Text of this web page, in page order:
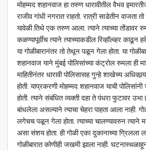
मोहम्मद शहानवाज हा तरुण धारावीतील वैभव
राजीव गांधी नगरात राहतो. रात्री साडेतीन वाजता
यावेळी तिथे एक तरुण आला. त्याने त्याच्या तोंडावर
कळण्यापूर्वीच त्याने त्याच्याकडील रिव्हॉल्व्हर काढून
या गोळीबारानंतर तो तेथून पळून गेला होता. या
शहानवाज याने मुंबई पोलिसांच्या कंट्रोल रुमला ही
माहितीनंतर धारावी पोलिसासह गुन्हे शाखेच्य
होती. याप्रकरणी मोहम्मद शहानवाज याची
होती. त्याने संबंधित व्यक्ती दहा ते पंधरा फुटावर उभा
बांधलेला असल्याने त्याचा चेहरा पाहता आला नाही.
लगेचच पळून गेला होता. त्याच्या चालण्यावरुन
असा संशय होता. ही गोळी एका दुकानाच्या ग्रिलला
गोळीबारात कोणीही जखमी झाला नाही.